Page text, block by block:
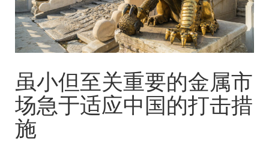
虽小但至关重要的金属市
场急于适应中国的打击措
施